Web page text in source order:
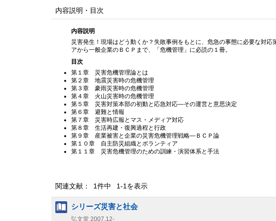
内容説明・目次
内容説明
災害発生！現場はどう動くか？失敗事例をもとに、危急の事態に必要な対
アから一般企業のＢＣＰまで、「危機管理」に必読の１冊。
目次
第１章 災害危機管理論とは
第２章 地震災害時の危機管理
第３章 豪雨災害時の危機管理
第４章 火山災害時の危機管理
第５章 災害対策本部の初動と応急対応—その運営と意思決定
第６章 避難と情報
第７章 災害時広報とマス・メディア対応
第８章 生活再建・復興過程と行政
第９章 産業被害と企業の災害危機管理戦略—ＢＣＰ論
第１０章 自主防災組織とボランティア
第１１章 災害危機管理のための訓練・演習体系と手法
関連文献： 1件中 1-1を表示
シリーズ災害と社会
弘文堂 2007.12-